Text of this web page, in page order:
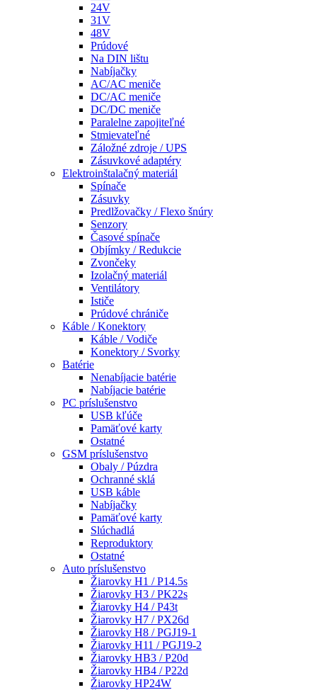
24V
31V
48V
Prúdové
Na DIN lištu
Nabíjačky
AC/AC meniče
DC/AC meniče
DC/DC meniče
Paralelne zapojiteľné
Stmievateľné
Záložné zdroje / UPS
Zásuvkové adaptéry
Elektroinštalačný materiál
Spínače
Zásuvky
Predlžovačky / Flexo šnúry
Senzory
Časové spínače
Objímky / Redukcie
Zvončeky
Izolačný materiál
Ventilátory
Ističe
Prúdové chrániče
Káble / Konektory
Káble / Vodiče
Konektory / Svorky
Batérie
Nenabíjacie batérie
Nabíjacie batérie
PC príslušenstvo
USB kľúče
Pamäťové karty
Ostatné
GSM príslušenstvo
Obaly / Púzdra
Ochranné sklá
USB káble
Nabíjačky
Pamäťové karty
Slúchadlá
Reproduktory
Ostatné
Auto príslušenstvo
Žiarovky H1 / P14.5s
Žiarovky H3 / PK22s
Žiarovky H4 / P43t
Žiarovky H7 / PX26d
Žiarovky H8 / PGJ19-1
Žiarovky H11 / PGJ19-2
Žiarovky HB3 / P20d
Žiarovky HB4 / P22d
Žiarovky HP24W